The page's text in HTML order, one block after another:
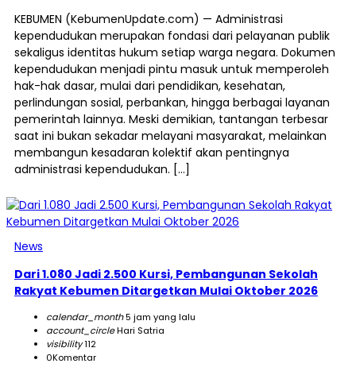
KEBUMEN (KebumenUpdate.com) — Administrasi
kependudukan merupakan fondasi dari pelayanan publik
sekaligus identitas hukum setiap warga negara. Dokumen
kependudukan menjadi pintu masuk untuk memperoleh
hak-hak dasar, mulai dari pendidikan, kesehatan,
perlindungan sosial, perbankan, hingga berbagai layanan
pemerintah lainnya. Meski demikian, tantangan terbesar
saat ini bukan sekadar melayani masyarakat, melainkan
membangun kesadaran kolektif akan pentingnya
administrasi kependudukan. […]
News
Dari 1.080 Jadi 2.500 Kursi, Pembangunan Sekolah
Rakyat Kebumen Ditargetkan Mulai Oktober 2026
calendar_month5 jam yang lalu
account_circleHari Satria
visibility112
0Komentar